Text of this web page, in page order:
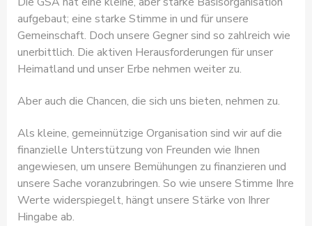
aufgebaut; eine starke Stimme in und für unsere
Gemeinschaft. Doch unsere Gegner sind so zahlreich wie
unerbittlich. Die aktiven Herausforderungen für unser
Heimatland und unser Erbe nehmen weiter zu.
Aber auch die Chancen, die sich uns bieten, nehmen zu.
Als kleine, gemeinnützige Organisation sind wir auf die
finanzielle Unterstützung von Freunden wie Ihnen
angewiesen, um unsere Bemühungen zu finanzieren und
unsere Sache voranzubringen. So wie unsere Stimme Ihre
Werte widerspiegelt, hängt unsere Stärke von Ihrer
Hingabe ab.